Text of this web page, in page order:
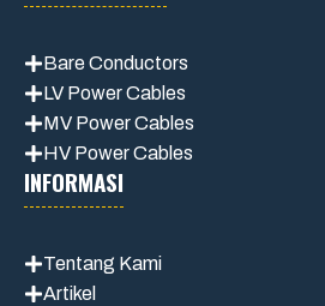
Bare Conductors
LV Power Cables
MV Power Cables
HV Power Cables
INFORMASI
Tentang Kami
Artikel